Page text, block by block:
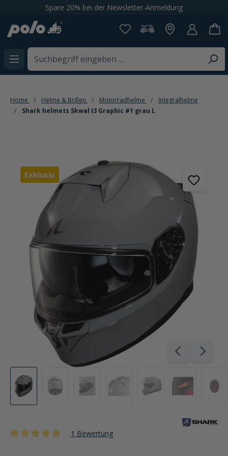
springenSpare 20% bei der Newsletter-Anmeldung
Home Helme & Brillen Motorradhelme
Integralhelme
Shark helmets Skwal I3 Graphic #1 grau L
Exklusiv
1 Bewertung